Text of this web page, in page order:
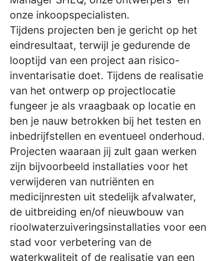
onze inkoopspecialisten.
Tijdens projecten ben je gericht op het
eindresultaat, terwijl je gedurende de
looptijd van een project aan risico-
inventarisatie doet. Tijdens de realisatie
van het ontwerp op projectlocatie
fungeer je als vraagbaak op locatie en
ben je nauw betrokken bij het testen en
inbedrijfstellen en eventueel onderhoud.
Projecten waaraan jij zult gaan werken
zijn bijvoorbeeld installaties voor het
verwijderen van nutriënten en
medicijnresten uit stedelijk afvalwater,
de uitbreiding en/of nieuwbouw van
rioolwaterzuiveringsinstallaties voor een
stad voor verbetering van de
waterkwaliteit of de realisatie van een